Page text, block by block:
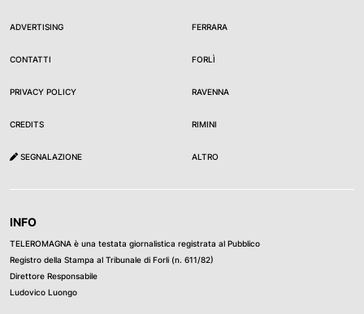
ADVERTISING
CONTATTI
PRIVACY POLICY
CREDITS
SEGNALAZIONE
FERRARA
FORLÌ
RAVENNA
RIMINI
ALTRO
INFO
TELEROMAGNA è una testata giornalistica registrata al Pubblico
Registro della Stampa al Tribunale di Forli (n. 611/82)
Direttore Responsabile
Ludovico Luongo